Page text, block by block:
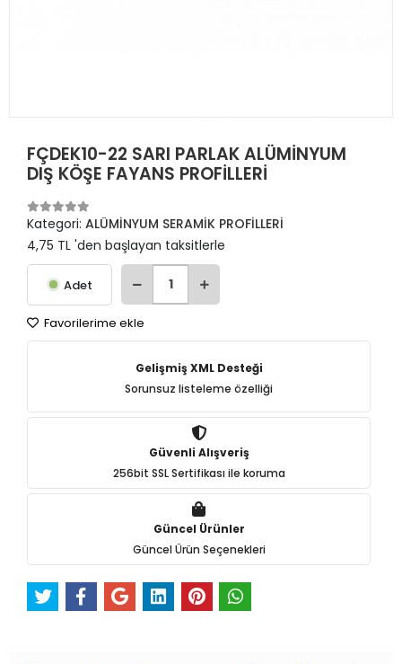
FÇDEK10-22 SARI PARLAK ALÜMİNYUM
DIŞ KÖŞE FAYANS PROFİLLERİ
Kategori: ALÜMİNYUM SERAMİK PROFİLLERİ
4,75 TL 'den başlayan taksitlerle
Adet
Favorilerime ekle
Gelişmiş XML Desteği
Sorunsuz listeleme özelliği
Güvenli Alışveriş
256bit SSL Sertifikası ile koruma
Güncel Ürünler
Güncel Ürün Seçenekleri